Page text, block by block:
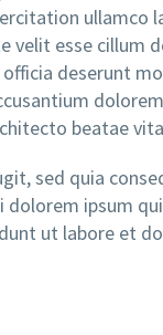
ullamco
velit esse cillum
deserunt
beatae
sed quia
dolorem ipsum
ut labore et